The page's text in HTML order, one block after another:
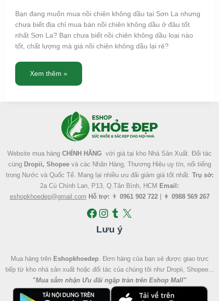
Bạn đang muốn mua nồi chiên không dầu tại Sơn La nhưng
chưa biết địa chỉ mua bán nồi chiên không dầu ở đâu tốt
nhất Sơn La? Bạn chưa biết nồi chiên không dầu loại nào
tốt, chất lượng mà giá nồi chiên không dầu lại rẻ?
Xem thêm »
Website mua hàng CHÍNH HÃNG với giá tại kho Nhà Sản Xuất. Đối tác
cùng Dropii, Shopeevà các Nhãn Hàng, Thương Hiệu uy tín, nổi tiếng
trong Nước và Quốc Tế. Mang lại nhiều ưu đãi giảm giá tốt nhất. Trụ sở:
2a Cù Chính Lan, P13, Q.Tân Bình, HCM Email:
eshopkhoedep@gmail.com Hỗ trợ: 👨 0961 902 722| 👩 0988 569 267
Facebook
Instagram
Tumblr
X
Lưu ý
Mua hàng trên Eshopkhoedep. Đơn hàng của bạn sẻ được giao trực
tiếp từ kho nhà sản xuất hoặc đối tác của chúng tôi như Dropii, Shopee...
"Mua sắm nhận Ưu đãi ngập tràn trên Eshop Mall"